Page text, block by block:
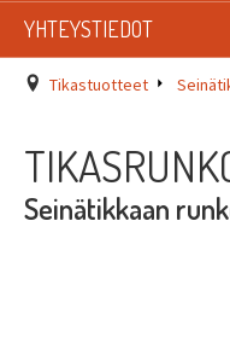
LISTAT
TIKASTUOTTEET
YHTEYSTIEDOT
Tikastuotteet
Seinätikkaan